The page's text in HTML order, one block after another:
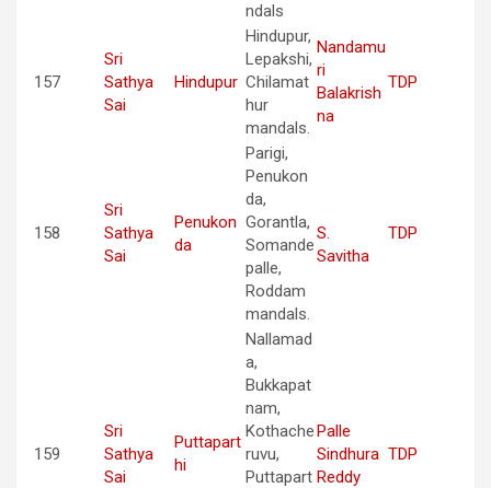
ndals
157
Sri
Sathya
Sai
Hindupur
Hindupur,
Lepakshi,
Chilamat
hur
mandals.
Nandamu
ri
Balakrish
na
TDP
158
Sri
Sathya
Sai
Penukon
da
Parigi,
Penukon
da,
Gorantla,
Somande
palle,
Roddam
mandals.
S.
Savitha
TDP
159
Sri
Sathya
Sai
Puttapart
hi
Nallamad
a,
Bukkapat
nam,
Kothache
ruvu,
Puttapart
Palle
Sindhura
Reddy
TDP